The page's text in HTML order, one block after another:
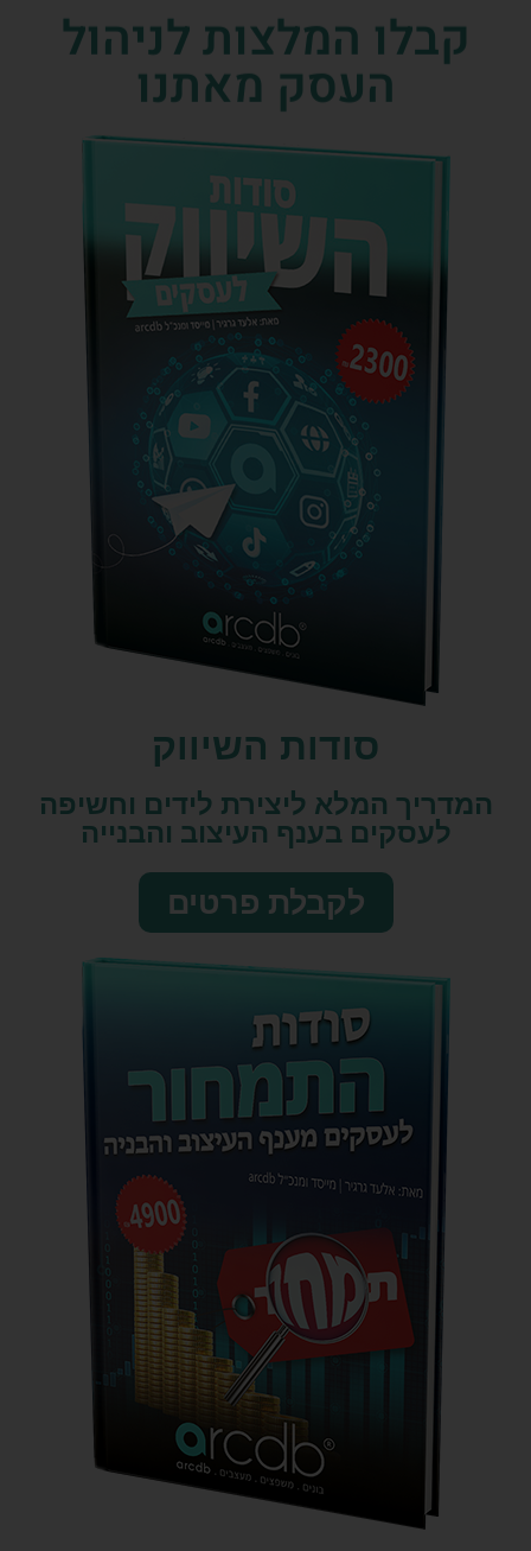
קבלו המלצות לניהול
העסק מאתנו
סודות השיווק​
המדריך המלא ליצירת לידים וחשיפה
לעסקים בענף העיצוב והבנייה
לקבלת פרטים